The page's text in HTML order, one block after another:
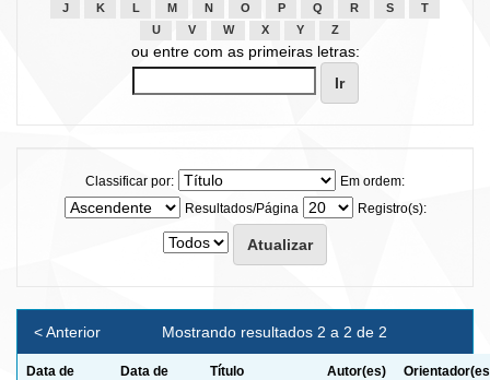
J
K L M N O P Q R S
T
U
V W X Y Z
ou entre com as primeiras letras:
Classificar por:
Em ordem:
Resultados/Página
Registro(s):
Mostrando resultados 2 a 2 de 2
< Anterior
Data de
Data de
Título Autor(es)